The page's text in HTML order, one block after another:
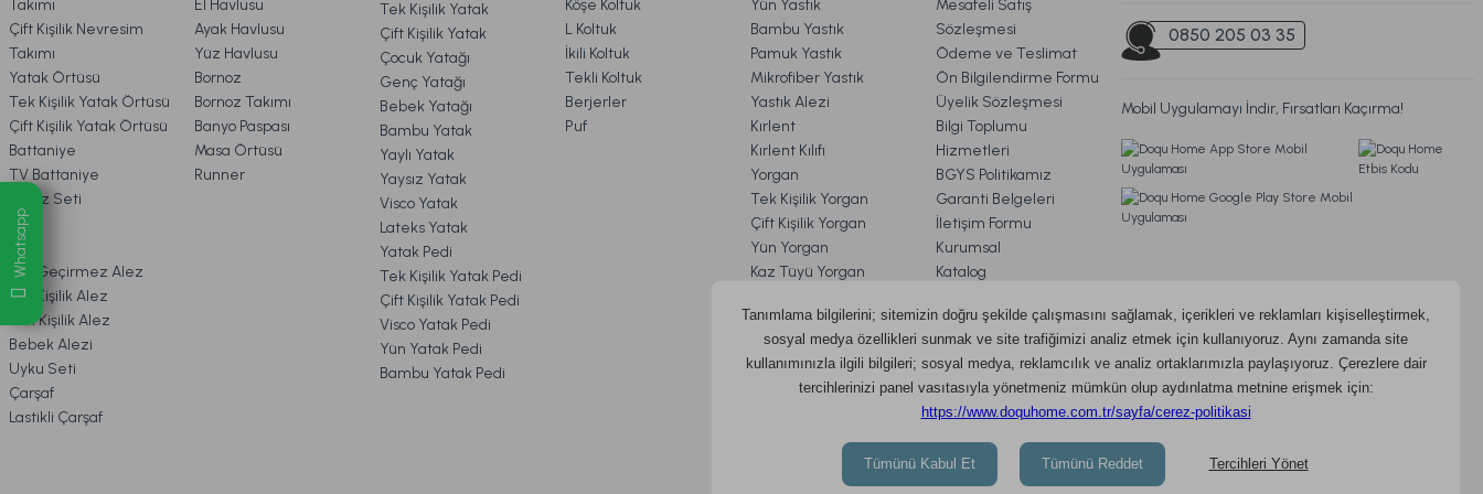
Gönder
6. ÜRÜN BİLGİLERİ
7. KAMPANYA & İNDİRİMLER
8. MÜŞTERİ HİZMETLERİ
9. YATAK & KOLTUK SİPARİŞ VE İADE İŞLEMLERİ
Leris Bouquet Mum Rose Vanilya 200 gr
849,00 TL
Ücretsiz Kargo
Harmony Nude Display Kolonya 50 ml
199,00 TL
Harmony Nude Kolonya 100 ml
999,00 TL
Ücretsiz Kargo
Luxury Noir Display Kolonya 50 ml
649,00 TL
Rosabelle Blush Display Kolonya 50 ml
199,00 TL
Whatsapp
Takımı
Çift Kişilik Nevresim
Takımı
Yatak Örtüsü
Tek Kişilik Yatak Örtüsü
Çift Kişilik Yatak Örtüsü
Battaniye
TV Battaniye
Çeyiz Seti
Pike
Alez
Sıvı Geçirmez Alez
Çift Kişilik Alez
Tek Kişilik Alez
Bebek Alezi
Uyku Seti
Çarşaf
Lastikli Çarşaf
El Havlusu
Ayak Havlusu
Yüz Havlusu
Bornoz
Bornoz Takımı
Banyo Paspası
Masa Örtüsü
Runner
Tek Kişilik Yatak
Çift Kişilik Yatak
Çocuk Yatağı
Genç Yatağı
Bebek Yatağı
Bambu Yatak
Yaylı Yatak
Yaysız Yatak
Visco Yatak
Lateks Yatak
Yatak Pedi
Tek Kişilik Yatak Pedi
Çift Kişilik Yatak Pedi
Visco Yatak Pedi
Yün Yatak Pedi
Bambu Yatak Pedi
Köşe Koltuk
L Koltuk
İkili Koltuk
Tekli Koltuk
Berjerler
Puf
Yün Yastık
Bambu Yastık
Pamuk Yastık
Mikrofiber Yastık
Yastık Alezi
Kırlent
Kırlent Kılıfı
Yorgan
Tek Kişilik Yorgan
Çift Kişilik Yorgan
Yün Yorgan
Kaz Tüyü Yorgan
Pamuk Yorgan
Mesafeli Satış
Sözleşmesi
Ödeme ve Teslimat
Ön Bilgilendirme Formu
Üyelik Sözleşmesi
Bilgi Toplumu
Hizmetleri
BGYS Politikamız
Garanti Belgeleri
İletişim Formu
Kurumsal
Katalog
Çerez Politikası
KVKK Aydınlatma Metni
0850 205 03 35
Mobil Uygulamayı İndir, Fırsatları Kaçırma!